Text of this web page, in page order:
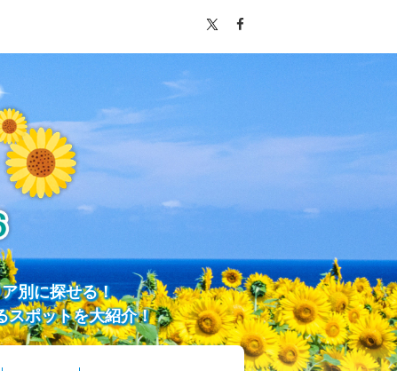
別に探せる！
スポットを大紹介！